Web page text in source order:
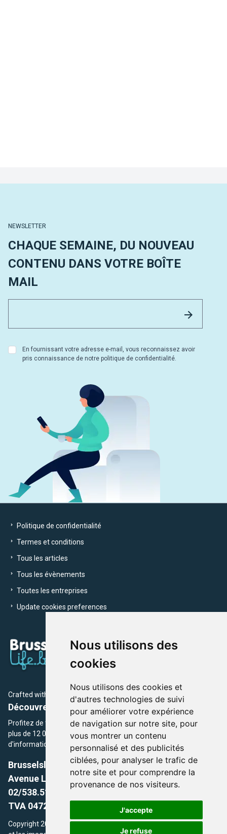
Nous utilisons des
cookies
Nous utilisons des cookies et
d'autres technologies de suivi
pour améliorer votre expérience
de navigation sur notre site, pour
vous montrer un contenu
personnalisé et des publicités
ciblées, pour analyser le trafic de
notre site et pour comprendre la
provenance de nos visiteurs.
J'accepte
Je refuse
NEWSLETTER
CHAQUE SEMAINE, DU NOUVEAU
CONTENU DANS VOTRE BOÎTE
MAIL
En fournissant votre adresse e-mail, vous reconnaissez avoir
pris connaissance de notre politique de confidentialité.
Politique de confidentialité
Termes et conditions
Tous les articles
Tous les évènements
Toutes les entreprises
Update cookies preferences
Crafted with by Brusselslife Team
Découvrez plus de 12 000 adresses et événements
Profitez de toutes les sections de BrusselsLife.be et découvrez
plus de 12 000 adresses et un grand choix d'événements,
d'informations et de conseils et astuces de notre écriture.
Brusselslife.be
Avenue Louise, 500 -1050 Ixelles, Brussels,
02/538.51.49.
TVA 0472.281.221
Copyright 2026 © Brusselslife.be Tous droits réservés. Le contenu